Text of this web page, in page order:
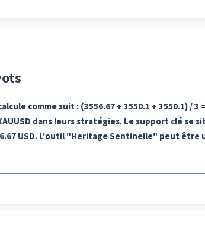
comme suit : (3556.67 + 3550.1 + 3550.1) / 3
dans leurs stratégies. Le support clé se
USD. L'outil "Heritage Sentinelle" peut